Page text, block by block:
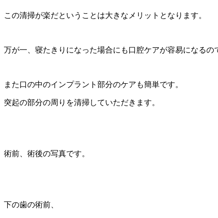
この清掃が楽だということは大きなメリットとなります。
万が一、寝たきりになった場合にも口腔ケアが容易になるの
また口の中のインプラント部分のケアも簡単です。
突起の部分の周りを清掃していただきます。
術前、術後の写真です。
下の歯の術前、